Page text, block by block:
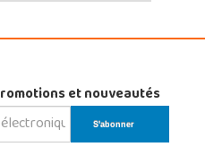
et nouveautés